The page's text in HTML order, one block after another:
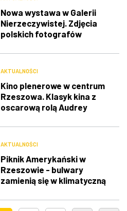
Nowa wystawa w Galerii
Nierzeczywistej. Zdjęcia
polskich fotografów
AKTUALNOŚCI
Kino plenerowe w centrum
Rzeszowa. Klasyk kina z
oscarową rolą Audrey
AKTUALNOŚCI
Piknik Amerykański w
Rzeszowie - bulwary
zamienią się w klimatyczną